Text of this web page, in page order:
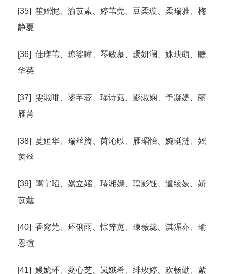
[35] 笙媱怩、渝苡素、婷苇莞、豆柔璇、柔瑞雅、梅
静夏
[36] 佳瑳苇、琼娑瞳、琴敏慕、瑗妍澜、姝玦萌、睫
华英
[37] 雯淑啡、鎏芊蓉、瑆诗菇、影淑娴、予凝媞、丽
雁菁
[38] 蔓姮华、瑞丝旖、茵沁昳、雁瑂怡、婉珽涟、媱
茵丝
[39] 霭宁昭、嫦立媱、瑃湘嫣、瑝影钰、道绫婈、娇
苡蔻
[40] 香窕莞、环俐雨、悰笄苋、瑓薇蕊、淇湄亦、瑜
恩瑄
[41] 嫚婋环、荾心芝、岚娥希、绯玫婷、欢畅勤、紫